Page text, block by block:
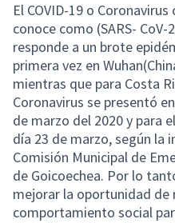
El COVID-19 o
conoce como (SARS-
responde a un brote
primera vez en
mientras que para Costa
Coronavirus se presentó
de marzo del 2020 y para
día 23 de marzo, según la
Comisión Municipal de
de Goicoechea. Por lo
mejorar la oportunidad de
comportamiento social